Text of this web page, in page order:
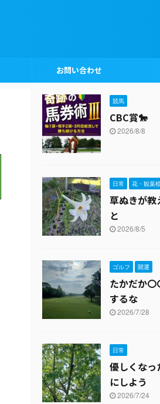
お問い合わせ
競馬
CBC賞🐎
2026/8/8
日常 花・観葉
草ぬきが教
と
2026/8/5
ゴルフ 開運
たかだか〇
するな
2026/7/28
日常
優しくなっ
にしよう
2026/7/24